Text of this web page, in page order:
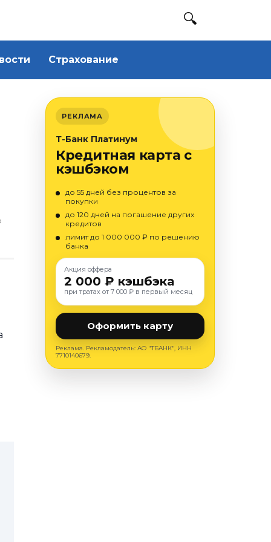
Страхование
РЕКЛАМА
Т-Банк Платинум
Кредитная карта с
кэшбэком
до 55 дней без процентов за
покупки
до 120 дней на погашение других
кредитов
лимит до 1 000 000 ₽ по решению
банка
Акция оффера
2 000 ₽ кэшбэка
при тратах от 7 000 ₽ в первый месяц
Оформить карту
Реклама. Рекламодатель: АО "ТБАНК", ИНН
7710140679.